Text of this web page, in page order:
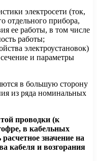
электросети (ток,
отдельного прибора,
ее работы, в том числе
работы;
электроустановок)
и параметры
в большую сторону
из ряда номинальных
проводки (к
в кабельных
значение на
кабеля и возгорания